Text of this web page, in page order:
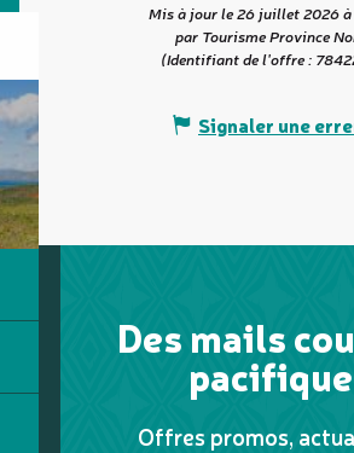
Mis à jour le 26 juillet 2026 à
par Tourisme Province
(Identifiant de l'offre :
Signaler une
Des mails
pacifique
Offres promos,